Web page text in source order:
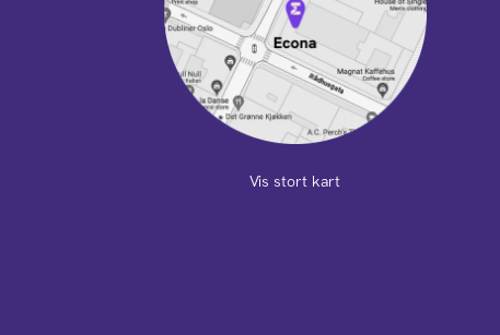
Vis stort kart